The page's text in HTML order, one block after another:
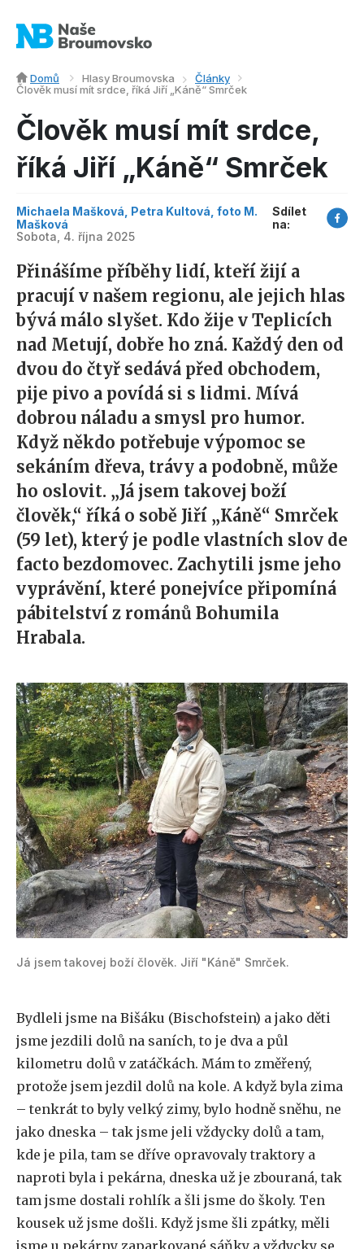
Domů Hlasy Broumovska
Články
Člověk musí mít srdce, říká Jiří „Káně“ Smrček
Člověk musí mít srdce,
říká Jiří „Káně“ Smrček
Michaela Mašková, Petra Kultová, foto M.
Mašková
Sobota, 4. října 2025
Sdílet
na:
Přinášíme příběhy lidí, kteří žijí a
pracují v našem regionu, ale jejich hlas
bývá málo slyšet. Kdo žije v Teplicích
nad Metují, dobře ho zná. Každý den od
dvou do čtyř sedává před obchodem,
pije pivo a povídá si s lidmi. Mívá
dobrou náladu a smysl pro humor.
Když někdo potřebuje výpomoc se
sekáním dřeva, trávy a podobně, může
ho oslovit. „Já jsem takovej boží
člověk,“ říká o sobě Jiří „Káně“ Smrček
(59 let), který je podle vlastních slov de
facto bezdomovec. Zachytili jsme jeho
vyprávění, které ponejvíce připomíná
pábitelství z románů Bohumila
Hrabala.
Já jsem takovej boží člověk. Jiří "Káně" Smrček.
Bydleli jsme na Bišáku (Bischofstein) a jako děti
jsme jezdili dolů na saních, to je dva a půl
kilometru dolů v zatáčkách. Mám to změřený,
protože jsem jezdil dolů na kole. A když byla zima
– tenkrát to byly velký zimy, bylo hodně sněhu, ne
jako dneska – tak jsme jeli vždycky dolů a tam,
kde je pila, tam se dříve opravovaly traktory a
naproti byla i pekárna, dneska už je zbouraná, tak
tam jsme dostali rohlík a šli jsme do školy. Ten
kousek už jsme došli. Když jsme šli zpátky, měli